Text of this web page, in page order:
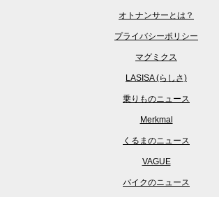
オトナンサーとは？
プライバシーポリシー
マグミクス
LASISA (らしさ)
乗りものニュース
Merkmal
くるまのニュース
VAGUE
バイクのニュース